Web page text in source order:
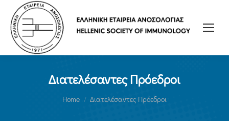
Διατελέσαντες Πρόεδροι
You are here:
Home Διατελέσαντες Πρόεδροι